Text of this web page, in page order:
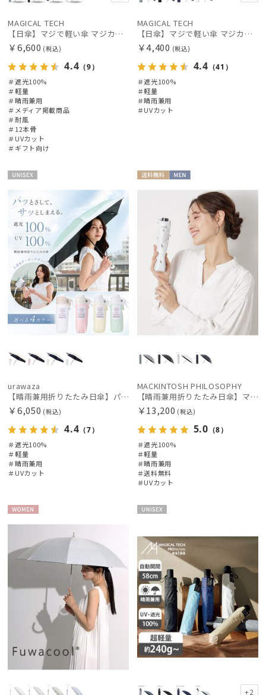
MAGICAL TECH
【日傘】マジで軽い傘 マジカルテックプロテクション（MAGICAL TECH PROTECTION）Tough 12 rib55cm
￥6,600 (税込)
4.4 （9）
＃遮光100%
＃軽量
＃晴雨兼用
＃メディア掲載商品
＃耐風
＃12本骨
＃UVカット
＃ギフト向け
MAGICAL TECH
【日傘】マジで軽い傘 マジカルテックプロテクション(MAGICAL TECH PROTECTION)5flat 晴雨兼用傘折りたたみ日傘 一級遮光100% UV 軽量 コンパクト持ち運びに便利 人気
￥4,400 (税込)
4.4 （41）
＃遮光100%
＃軽量
＃晴雨兼用
＃UVカット
urawaza
【晴雨兼用折りたたみ日傘】パッとさして、サッとしまえる傘コワザ(kowaza) ボーダー 50 遮光100% UV100%
￥6,050 (税込)
4.4 （7）
＃遮光100%
＃軽量
＃晴雨兼用
＃UVカット
MACKINTOSH PHILOSOPHY
【晴雨兼用折りたたみ日傘】マッキントッシュ フィロソフィー (MACKINTOSH PHILOSOPHY)コーギー 雨の日OK 軽量 遮光100％ 遮熱 UV
￥13,200 (税込)
5.0 （8）
＃遮光100%
＃軽量
＃晴雨兼用
＃送料無料
＃UVカット
+2